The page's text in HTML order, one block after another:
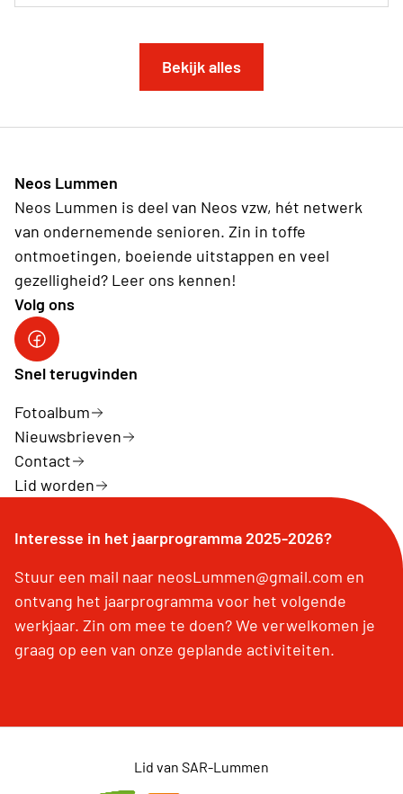
Bekijk alles
Neos Lummen
Neos Lummen is deel van Neos vzw, hét netwerk
van ondernemende senioren. Zin in toffe
ontmoetingen, boeiende uitstappen en veel
gezelligheid? Leer ons kennen!
Volg ons
Snel terugvinden
Fotoalbum
Nieuwsbrieven
Contact
Lid worden
Interesse in het jaarprogramma 2025-2026?
Stuur een mail naar neosLummen@gmail.com en
ontvang het jaarprogramma voor het volgende
werkjaar. Zin om mee te doen? We verwelkomen je
graag op een van onze geplande activiteiten.
Lid van SAR-Lummen